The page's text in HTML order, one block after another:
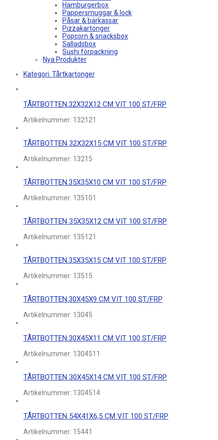
Hamburgerbox
Pappersmuggar & lock
Påsar & bärkassar
Pizzakartonger
Popcorn & snacksbox
Salladsbox
Sushi förpackning
Nya Produkter
Kategori: Tårtkartonger
TÅRTBOTTEN.32X32X12 CM VIT 100 ST/FRP
Artikelnummer: 132121
TÅRTBOTTEN 32X32X15 CM VIT 100 ST/FRP
Artikelnummer: 13215
TÅRTBOTTEN.35X35X10 CM VIT 100 ST/FRP
Artikelnummer: 135101
TÅRTBOTTEN 35X35X12 CM VIT 100 ST/FRP
Artikelnummer: 135121
TÅRTBOTTEN.35X35X15 CM VIT 100 ST/FRP
Artikelnummer: 13515
TÅRTBOTTEN.30X45X9 CM VIT 100 ST/FRP
Artikelnummer: 13045
TÅRTBOTTEN.30X45X11 CM VIT 100 ST/FRP
Artikelnummer: 1304511
TÅRTBOTTEN 30X45X14 CM VIT 100 ST/FRP
Artikelnummer: 1304514
TÅRTBOTTEN 54X41X6,5 CM VIT 100 ST/FRP
Artikelnummer: 15441